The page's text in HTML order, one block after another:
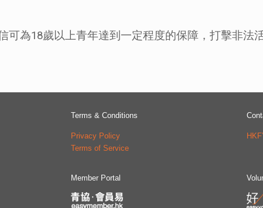
可為18歲以上青年達到一定程度的保障，打擊非法
Terms & Conditions
Privacy Policy
Terms of Service
Member Portal